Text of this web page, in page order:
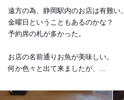
遠方の為、静岡駅内のお店は有難い。
金曜日ということもあるのかな？
予約席の札が多かった。
お店の名前通りお魚が美味しい。
何か色々と出て来ましたが、...